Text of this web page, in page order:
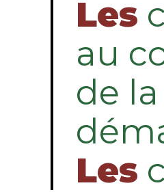
Les
au
de la
Les